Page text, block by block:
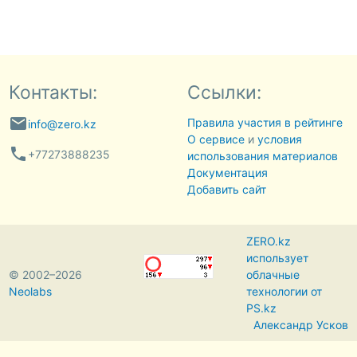
Контакты:
emailinfo@zero.kz
phone +77273888235
Ссылки:
Правила участия в рейтинге
О сервисеи условия
использования материалов
Документация
Добавить сайт
© 2002–2026
Neolabs
ZERO.kz
использует
облачные
технологии от
PS.kz
Александр Усков